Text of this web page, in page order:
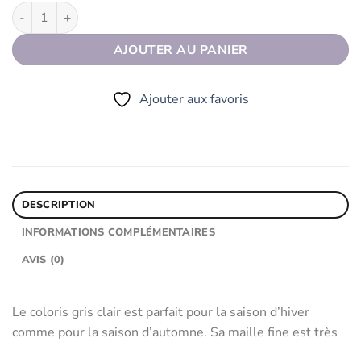
quantité de Bonnet GOOD STYLE Gris clair
AJOUTER AU PANIER
Ajouter aux favoris
DESCRIPTION
INFORMATIONS COMPLÉMENTAIRES
AVIS (0)
Le coloris gris clair est parfait pour la saison d’hiver
comme pour la saison d’automne. Sa maille fine est très